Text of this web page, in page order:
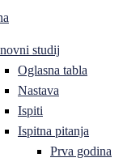
studij
Oglasna tabla
Nastava
Ispiti
Ispitna pitanja
Prva godina